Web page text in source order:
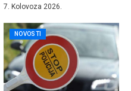
7. Kolovoza 2026.
NOVOSTI